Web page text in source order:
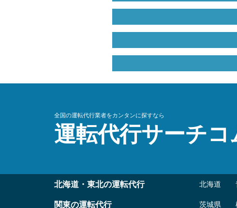
全国の運転代行業者をカンタンに探すなら
運転代行サーチコ
北海道・東北の運転代行 北海道
関東の運転代行 茨城県